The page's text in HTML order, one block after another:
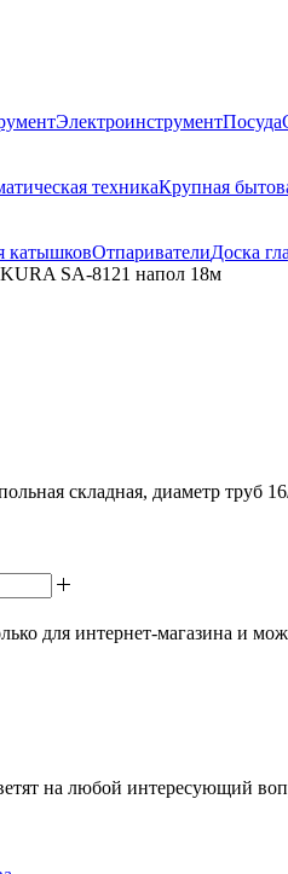
ЭлектроинструментПосуда
техникаКрупная
катышковОтпаривателиДоска
SA-8121 напол 18м
складная, диаметр труб
для интернет-магазина и
на любой интересующий